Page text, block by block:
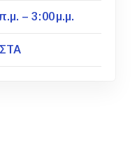
– 3:00 μ.μ.